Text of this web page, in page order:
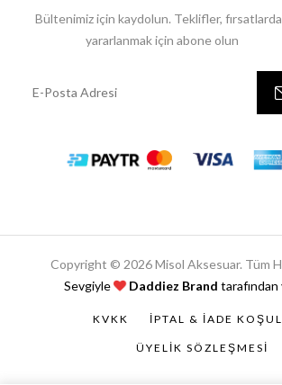
Bültenimiz için kaydolun. Teklifler,
yararlanmak için abone olun
Copyright © 2026 Misol Aksesuar. Tüm
Sevgiyle
Daddiez Brand tarafından
KVKK İPTAL & İADE
ÜYELIK SÖZLEŞMESI